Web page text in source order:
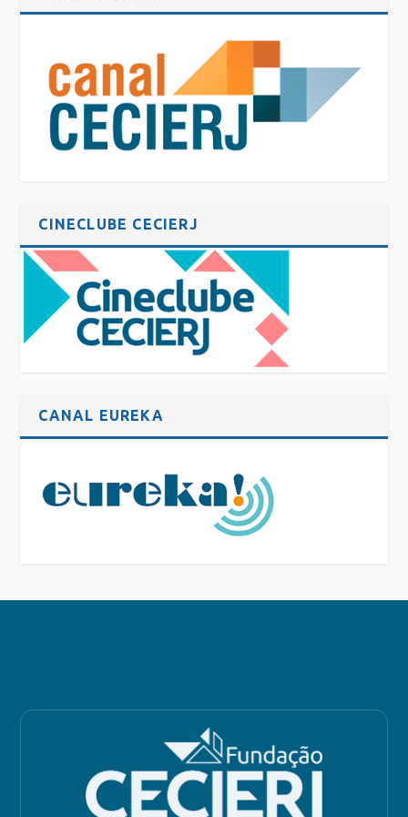
CINECLUBE CECIERJ
CANAL EUREKA